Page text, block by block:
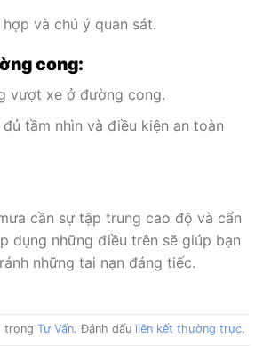
và chú ý quan sát.
cong:
vượt xe ở đường cong.
tầm nhìn và điều kiện an toàn
cần sự tập trung cao độ và cẩn
dụng những điều trên sẽ giúp bạn
những tai nạn đáng tiếc.
trong Tư Vấn. Đánh dấu liên kết thường trực.